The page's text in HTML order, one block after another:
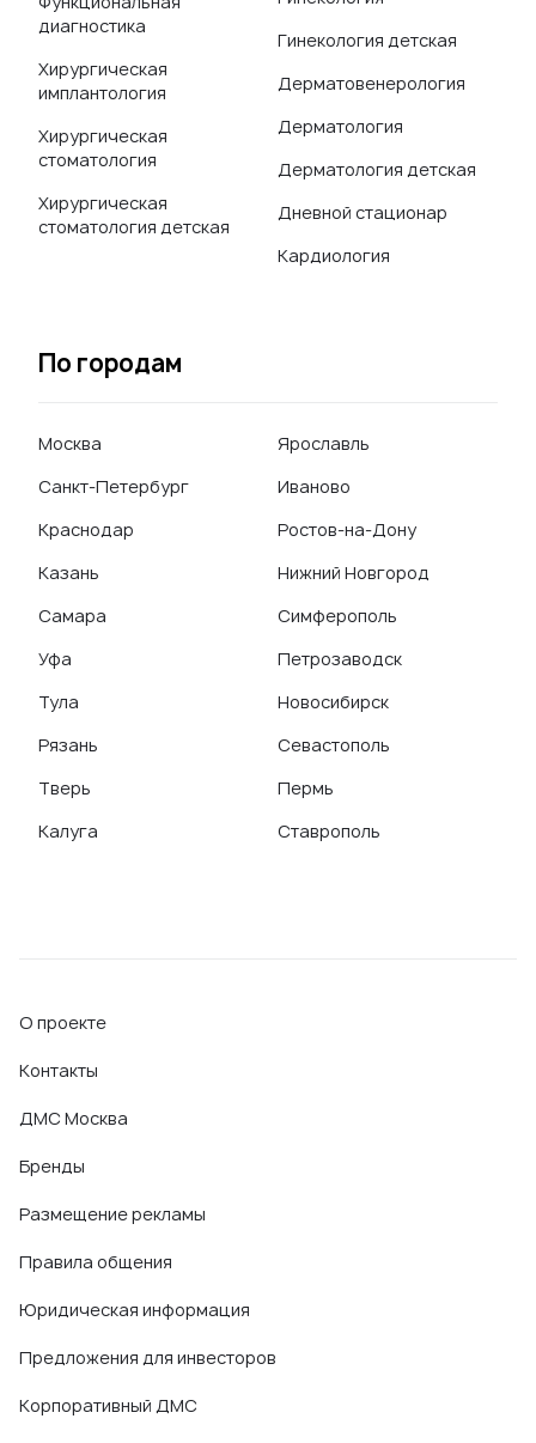
диагностика
Хирургическая
имплантология
Хирургическая
стоматология
Хирургическая
стоматология детская
Гинекология детская
Дерматовенерология
Дерматология
Дерматология детская
Дневной стационар
Кардиология
По городам
Москва
Санкт-Петербург
Краснодар
Казань
Самара
Уфа
Тула
Рязань
Тверь
Калуга
Ярославль
Иваново
Ростов-на-Дону
Нижний Новгород
Симферополь
Петрозаводск
Новосибирск
Севастополь
Пермь
Ставрополь
О проекте
Контакты
ДМС Москва
Бренды
Размещение рекламы
Правила общения
Юридическая информация
Предложения для инвесторов
Корпоративный ДМС